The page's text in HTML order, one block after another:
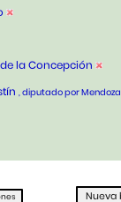
la Concepción
, diputado por